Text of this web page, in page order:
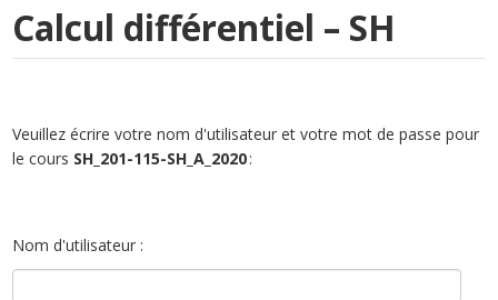
Calcul différentiel – SH
Veuillez écrire votre nom d'utilisateur et votre mot de passe pour
le cours SH_201-115-SH_A_2020:
Nom d'utilisateur :